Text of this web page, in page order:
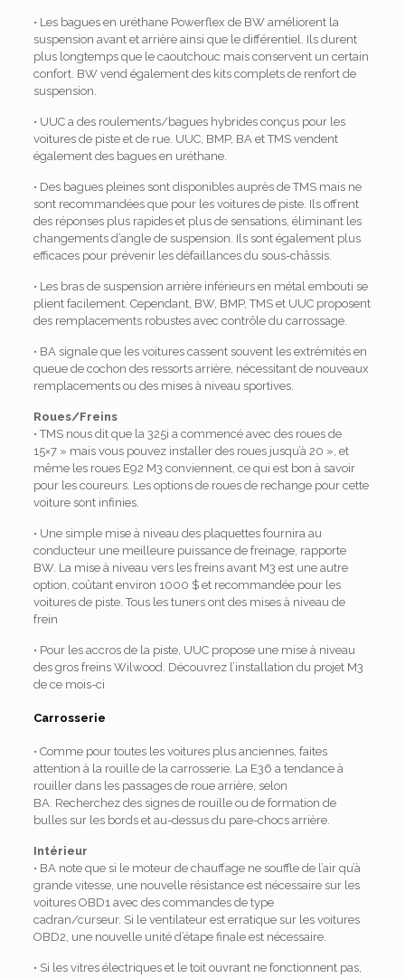
• Les bagues en uréthane Powerflex de BW améliorent la
suspension avant et arrière ainsi que le différentiel. Ils durent
plus longtemps que le caoutchouc mais conservent un certain
confort. BW vend également des kits complets de renfort de
suspension.
• UUC a des roulements/bagues hybrides conçus pour les
voitures de piste et de rue. UUC, BMP, BA et TMS vendent
également des bagues en uréthane.
• Des bagues pleines sont disponibles auprès de TMS mais ne
sont recommandées que pour les voitures de piste. Ils offrent
des réponses plus rapides et plus de sensations, éliminant les
changements d’angle de suspension. Ils sont également plus
efficaces pour prévenir les défaillances du sous-châssis.
• Les bras de suspension arrière inférieurs en métal embouti se
plient facilement. Cependant, BW, BMP, TMS et UUC proposent
des remplacements robustes avec contrôle du carrossage.
• BA signale que les voitures cassent souvent les extrémités en
queue de cochon des ressorts arrière, nécessitant de nouveaux
remplacements ou des mises à niveau sportives.
Roues/Freins
• TMS nous dit que la 325i a commencé avec des roues de
15×7 » mais vous pouvez installer des roues jusqu’à 20 », et
même les roues E92 M3 conviennent, ce qui est bon à savoir
pour les coureurs. Les options de roues de rechange pour cette
voiture sont infinies.
• Une simple mise à niveau des plaquettes fournira au
conducteur une meilleure puissance de freinage, rapporte
BW. La mise à niveau vers les freins avant M3 est une autre
option, coûtant environ 1000 $ et recommandée pour les
voitures de piste. Tous les tuners ont des mises à niveau de
frein
• Pour les accros de la piste, UUC propose une mise à niveau
des gros freins Wilwood. Découvrez l’installation du projet M3
de ce mois-ci
Carrosserie
• Comme pour toutes les voitures plus anciennes, faites
attention à la rouille de la carrosserie. La E36 a tendance à
rouiller dans les passages de roue arrière, selon
BA. Recherchez des signes de rouille ou de formation de
bulles sur les bords et au-dessus du pare-chocs arrière.
Intérieur
• BA note que si le moteur de chauffage ne souffle de l’air qu’à
grande vitesse, une nouvelle résistance est nécessaire sur les
voitures OBD1 avec des commandes de type
cadran/curseur. Si le ventilateur est erratique sur les voitures
OBD2, une nouvelle unité d’étape finale est nécessaire.
• Si les vitres électriques et le toit ouvrant ne fonctionnent pas,